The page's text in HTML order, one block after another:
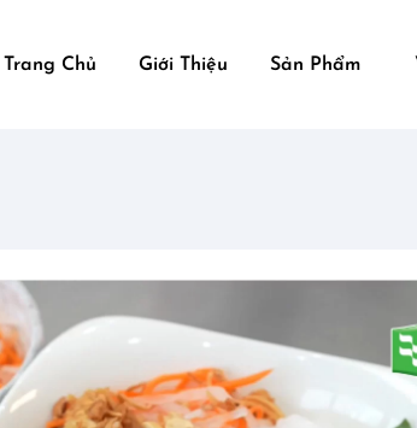
Trang Chủ Giới Thiệu Sản Phẩm